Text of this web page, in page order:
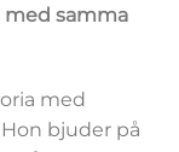
med samma
med
bjuder på